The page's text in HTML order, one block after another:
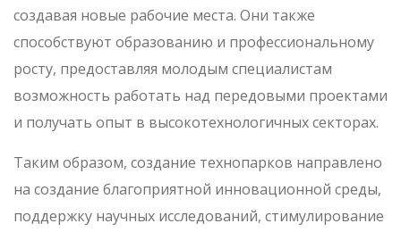
создавая новые рабочие места. Они также
способствуют образованию и профессиональному
росту, предоставляя молодым специалистам
возможность работать над передовыми проектами
и получать опыт в высокотехнологичных секторах.
Таким образом, создание технопарков направлено
на создание благоприятной инновационной среды,
поддержку научных исследований, стимулирование